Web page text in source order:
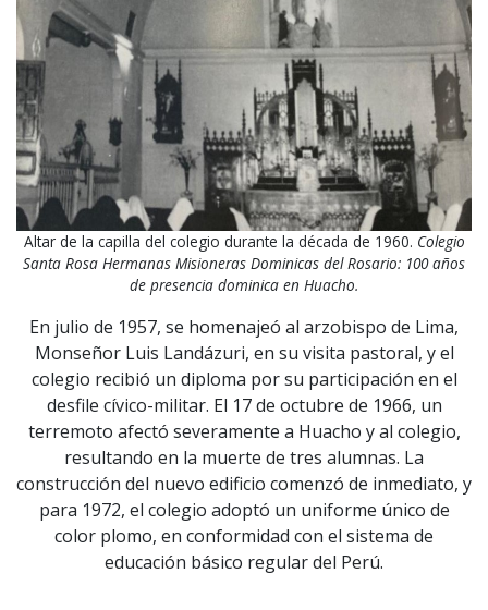
Altar de la capilla del colegio durante la década de 1960. Colegio
Santa Rosa Hermanas Misioneras Dominicas del Rosario: 100 años
de presencia dominica en Huacho.
En julio de 1957, se homenajeó al arzobispo de Lima,
Monseñor Luis Landázuri, en su visita pastoral, y el
colegio recibió un diploma por su participación en el
desfile cívico-militar. El 17 de octubre de 1966, un
terremoto afectó severamente a Huacho y al colegio,
resultando en la muerte de tres alumnas. La
construcción del nuevo edificio comenzó de inmediato, y
para 1972, el colegio adoptó un uniforme único de
color plomo, en conformidad con el sistema de
educación básico regular del Perú.